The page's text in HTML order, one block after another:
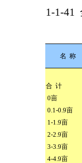
1-1-41
名 称
合 计
0亩
0.1-0.9亩
1-1.9亩
2-2.9亩
3-3.9亩
4-4.9亩